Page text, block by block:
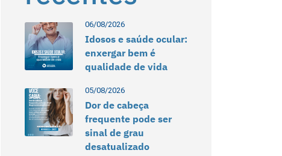
06/08/2026
Idosos e saúde ocular:
enxergar bem é
qualidade de vida
05/08/2026
Dor de cabeça
frequente pode ser
sinal de grau
desatualizado